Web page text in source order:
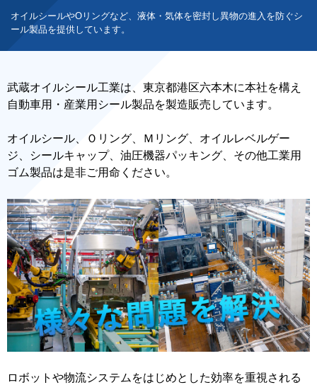
オイルシールやOリングなど、液体・気体を密封し異物の進入を防ぐシ
ール製品を提供しています。
武蔵オイルシール工業は、東京都港区六本木に本社を構え
自動車用・産業用シール製品を製造販売しています。
オイルシール、Ｏリング、Ｍリング、オイルレベルゲー
ジ、シールキャップ、油圧機器パッキング、その他工業用
ゴム製品は是非ご用命ください。
ロボットや物流システムをはじめとした効率を重視される